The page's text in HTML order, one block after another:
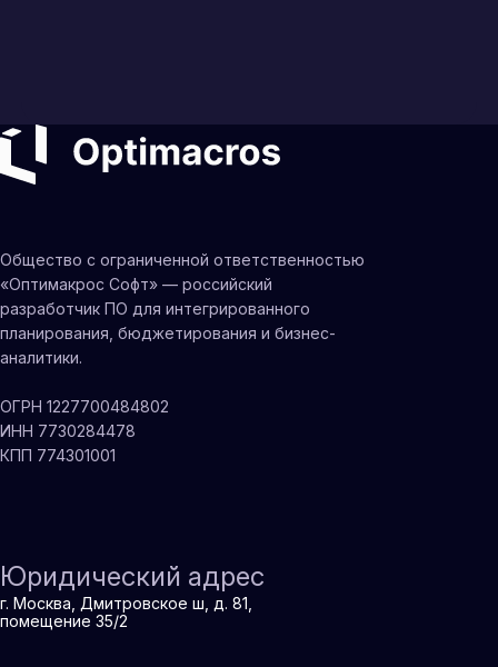
Общество с ограниченной ответственностью
«Оптимакрос Софт» — российский
разработчик ПО для интегрированного
планирования, бюджетирования и бизнес-
аналитики.
ОГРН 1227700484802
ИНН 7730284478
КПП 774301001
Юридический адрес
г. Москва, Дмитровское ш, д. 81,
помещение 35/2